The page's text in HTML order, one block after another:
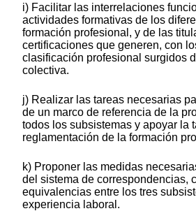
i) Facilitar las interrelaciones
actividades formativas de los
formación profesional, y de las
certificaciones que generen, con
clasificación profesional surgidos
colectiva.
j) Realizar las tareas necesarias
de un marco de referencia de la
todos los subsistemas y apoyar la
reglamentación de la formación
k) Proponer las medidas
del sistema de correspondencias,
equivalencias entre los tres
experiencia laboral.